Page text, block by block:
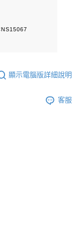
userRule
support/home
享後付」服務完成之交
易相關給付款項請求債
之同意方可使用
用戶狀況，依本公司即
並採取法律行動。
顯示電腦版詳細說明
客服